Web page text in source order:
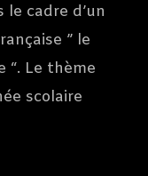
cadre d’un
” le
“. Le thème
scolaire